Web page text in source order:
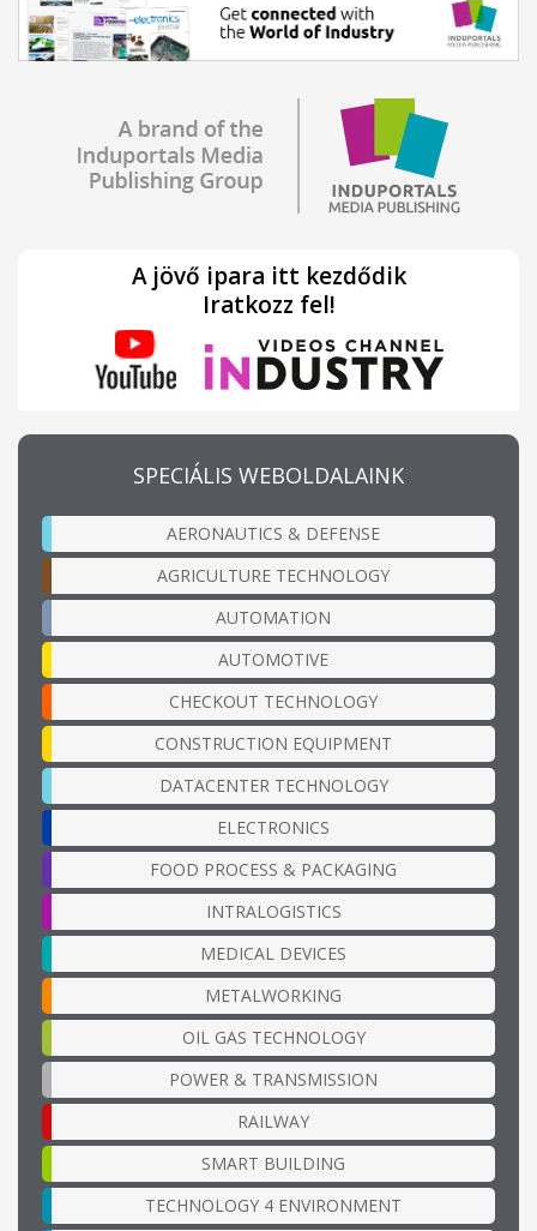
A jövő ipara itt kezdődik
Iratkozz fel!
SPECIÁLIS WEBOLDALAINK
AERONAUTICS & DEFENSE
AGRICULTURE TECHNOLOGY
AUTOMATION
AUTOMOTIVE
CHECKOUT TECHNOLOGY
CONSTRUCTION EQUIPMENT
DATACENTER TECHNOLOGY
ELECTRONICS
FOOD PROCESS & PACKAGING
INTRALOGISTICS
MEDICAL DEVICES
METALWORKING
OIL GAS TECHNOLOGY
POWER & TRANSMISSION
RAILWAY
SMART BUILDING
TECHNOLOGY 4 ENVIRONMENT